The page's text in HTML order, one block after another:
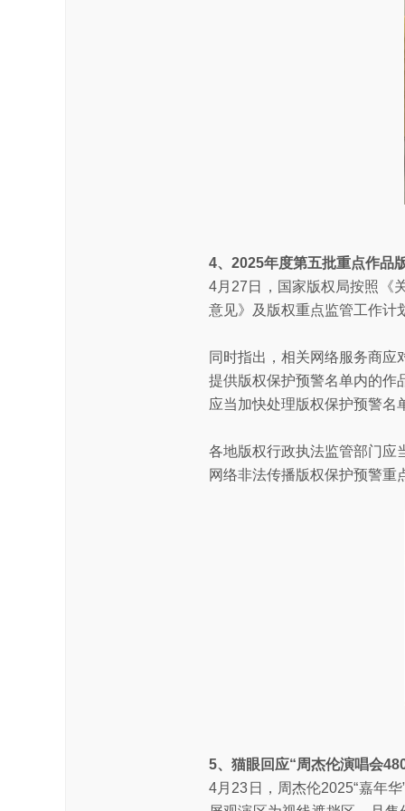
4、2025年度第五批重点作品
4月27日，国家版权局按照《
意见》及版权重点监管工作计
同时指出，相关网络服务商
提供版权保护预警名单内的作
应当加快处理版权保护预警名
各地版权行政执法监管部门应
网络非法传播版权保护预警
5、猫眼回应“周杰伦演唱会
4月23日，周杰伦2025“嘉年